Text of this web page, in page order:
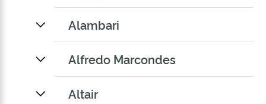
Alambari
Alfredo Marcondes
Altair